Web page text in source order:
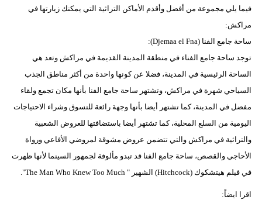
فيما يلي مجموعة من أفضل وأقدم الأماكن التراثية التي يمكنك زيارتها في
مراكش:
ساحة جامع الفنا (Djemaa el Fna):
توجد ساحة جامع الفناء في منطقة المدينة القديمة في مراكش وتعد هي
الساحة الرئيسية في المدينة، فضلا عن كونها واحدة من أكثر مناطق الجذب
السياحي شهرة في مراكش، وتشتهر ساحة جامع الفنا بأنها مكان تجمع ولقاء
مفضل في المدينة، كما تشتهر أيضا بأنها وجهة رائعة للتسوق وشراء الاحتياجات
اليومية من السلع المحلية، كما تشتهر أيضا باستضافتها للعروض الشعبية
والتراثية في مراكش والتي تتضمن عروض مشوقة لمروضي الأفاعي ورواة
الأحاجي والقصص، ساحة جامع الفنا قد تبدو مألوفة لجمهور السينما لأنها ظهرت
في فيلم هيتشكوك (Hitchcock) الشهير " The Man Who Knew Too Much".
اقرا ايضاً: